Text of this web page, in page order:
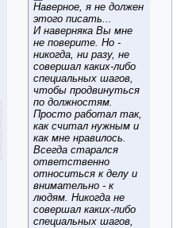
Наверное, я не должен
этого писать...
И наверняка Вы мне
не поверите. Но -
никогда, ни разу, не
совершал каких-либо
специальных шагов,
чтобы продвинуться
по должностям.
Просто работал так,
как считал нужным и
как мне нравилось.
Всегда старался
ответственно
относиться к делу и
внимательно - к
людям. Никогда не
совершал каких-либо
специальных шагов,